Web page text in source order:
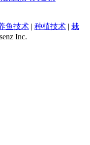
鱼技术 | 种植技术 | 栽
Inc.